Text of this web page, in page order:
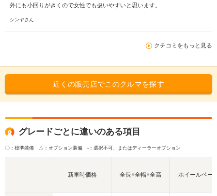
外にも小回りがきくので女性でも扱いやすいと思います。
シンヤさん
クチコミをもっと見る
近くの販売店でこのクルマを探す
グレードごとに違いのある項目
〇：標準装備 △：オプション装備 -：選択不可、またはディーラーオプション
新車時価格 全長×全幅×全高 ホイールベー